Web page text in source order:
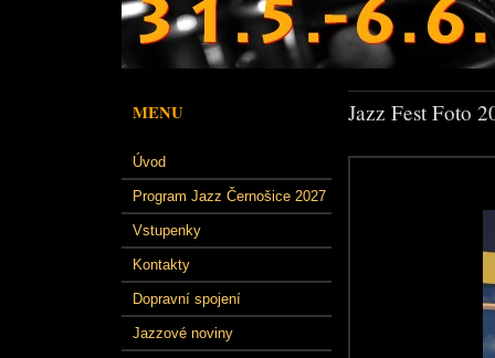
MENU
Úvod
Program Jazz Černošice 2027
Vstupenky
Kontakty
Dopravní spojení
Jazzové noviny
Jazz Fest Foto